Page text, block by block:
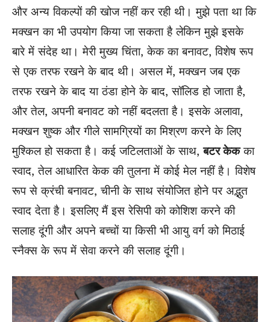
और अन्य विकल्पों की खोज नहीं कर रही थी। मुझे पता था कि
मक्खन का भी उपयोग किया जा सकता है लेकिन मुझे इसके
बारे में संदेह था। मेरी मुख्य चिंता, केक का बनावट, विशेष रूप
से एक तरफ रखने के बाद थी। असल में, मक्खन जब एक
तरफ रखने के बाद या ठंडा होने के बाद, सॉलिड हो जाता है,
और तेल, अपनी बनावट को नहीं बदलता है। इसके अलावा,
मक्खन शुष्क और गीलेसामग्रियोंका मिश्रण करने के लिए
मुश्किल हो सकता है। कई जटिलताओं के साथ,बटरकेकका
स्वाद, तेल आधारित केक की तुलना में कोई मेल नहीं है। विशेष
रूप से क्रंची बनावट, चीनी के साथ संयोजित होने पर अद्भुत
स्वाद देता है। इसलिए मैं इस रेसिपी को कोशिश करने की
सलाह दूंगी और अपने बच्चों या किसी भी आयु वर्ग को मिठाई
स्नैक्स के रूप में सेवा करने की सलाह दूंगी।